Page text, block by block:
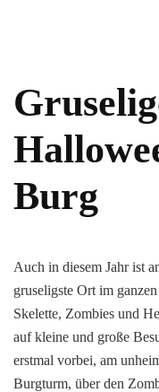
Burg
Auch in diesem Jahr ist
gruseligste Ort im
Skelette, Zombies und
auf kleine und große
erstmal vorbei, am
Burgturm, über den